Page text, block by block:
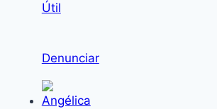
Útil
Denunciar
Angélica